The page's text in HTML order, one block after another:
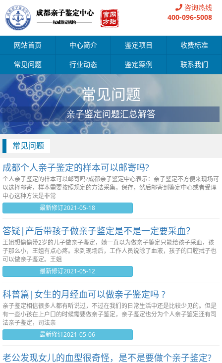
咨询热线
400-096-5008
网站首页 中心简介 鉴定项目 收费标准
常见问题 行业动态 鉴定案例 联系我们
常见问题
亲子鉴定问题汇总解答
常见问题
成都个人亲子鉴定的样本可以邮寄吗?
个人亲子鉴定的样本可以邮寄吗?成都亲子鉴定中心表示：亲子鉴定不方便来现场可
以选择邮寄，样本需要按照规定的方法采集，保存，然后邮寄到鉴定中心或者受理
中心这种方法是非常
最新修订2021-05-18
答疑|产后带孩子做亲子鉴定是不是一定要采血？
王姐想偷偷带2岁的儿子做亲子鉴定，她一直以为做亲子鉴定只能给孩子采血，孩
子那么小，王姐有点心疼。来到现场后，工作人员说除了血液，孩子的口腔拭子也
可以做亲子鉴定。王姐
最新修订2021-05-12
科普篇|女生的月经血可以做亲子鉴定吗 ?
亲子鉴定相信很多人都有听说过，不过在我们的日常生活中还是比较少见的。但是
有一些小孩在上户口的时候需要做亲子鉴定，亲子鉴定也分为个人亲子鉴定还有司
法亲子鉴定，司法亲
最新修订2021-05-06
老公发现女儿的血型很奇怪，是不是要做个亲子鉴定?